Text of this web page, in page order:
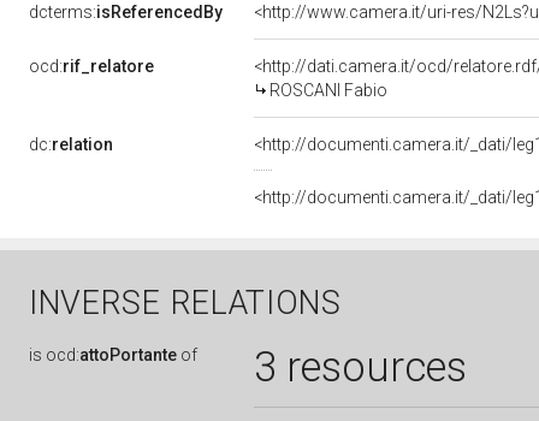
dcterms:isReferencedBy <http://www.camera.it/uri-res/
ocd:rif_relatore
<http://dati.camera.it/ocd/
ROSCANI Fabio
dc:relation <http://documenti.camera.it/_dati/
<http://documenti.camera.it/_dati/
INVERSE RELATIONS
is ocd:attoPortante of 3 resources